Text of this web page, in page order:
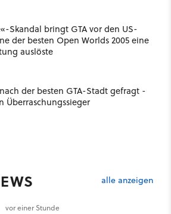
Skandal bringt GTA vor den US-
der besten Open Worlds 2005 eine
auslöste
der besten GTA-Stadt gefragt -
Überraschungssieger
alle anzeigen
vor einer Stunde